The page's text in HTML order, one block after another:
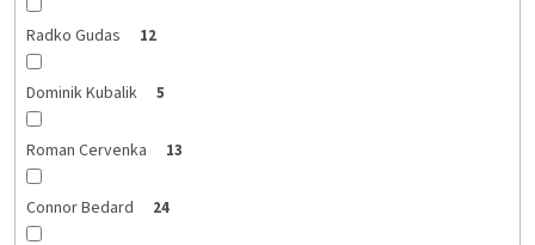
Radko Gudas 12
Dominik Kubalik 5
Roman Cervenka 13
Connor Bedard 24